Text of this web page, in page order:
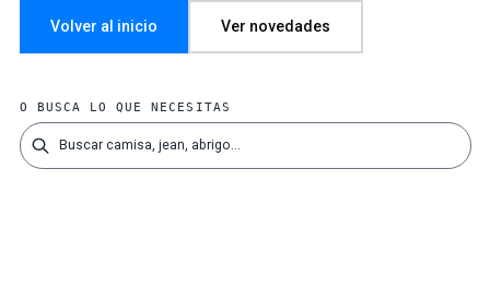
Volver al inicio Ver novedades
O BUSCA LO QUE NECESITAS